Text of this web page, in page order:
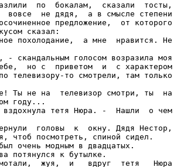
по  бокалам,  сказали  тосты,
вовсе  не дядя,  а в смысле степени
предложение,  от которого
сказал:
похолодание,  а мне  нравится. Не
- скандальным голосом возразила моя
но с  приветом  и  с характером
телевизору-то смотрели, там только
Ты не на  телевизор смотри, ты  на
году...
тетя Нюра. -  Нашли  о чем
головы  к  окну. Дядя Нестор,
чтоб посмотреть, спиной сидел.
очень модным в двадцатых.
потянулся к бутылке.
жуя,  и   вдруг  тетя   Нюра